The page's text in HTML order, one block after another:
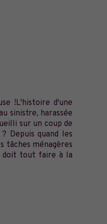
!L'histoire d'une
sinistre, harassée
sur un coup de
Depuis quand les
tâches ménagères
doit tout faire à la